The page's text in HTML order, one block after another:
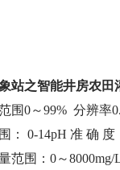
站之智能井房农田
围0～99% 分辨率
： 0-14pH 准 确
范围：0～